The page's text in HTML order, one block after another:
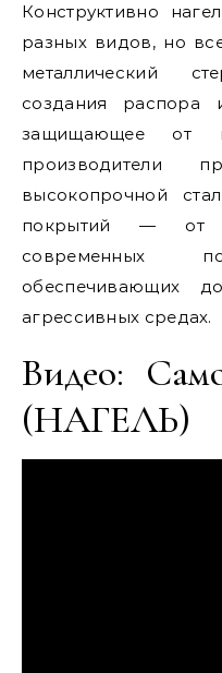
Конструктивно
разных видов, но
металлический
создания распора
защищающее от
производители
высокопрочной
покрытий — от
современных
обеспечивающих
агрессивных средах.
Видео:
(НАГЕЛЬ)